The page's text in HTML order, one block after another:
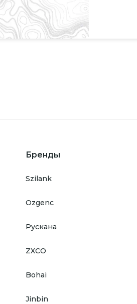
Бренды
Szilank
Ozgenc
Рускана
ZXCO
Bohai
Jinbin